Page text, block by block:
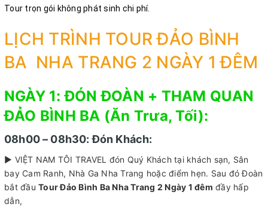
Tour trọn gói không phát sinh chi phí.
LỊCH TRÌNH TOUR ĐẢO BÌNH
BA NHA TRANG 2 NGÀY 1 ĐÊM
NGÀY 1: ĐÓN ĐOÀN + THAM QUAN
ĐẢO BÌNH BA (Ăn Trưa, Tối):
08h00 – 08h30: Đón Khách:
► VIỆT NAM TÔI TRAVEL đón Quý Khách tại khách sạn, Sân
bay Cam Ranh, Nhà Ga Nha Trang hoặc điểm hẹn. Sau đó Đoàn
bắt đầu Tour Đảo Bình Ba Nha Trang 2 Ngày 1 đêm đầy hấp
dẫn,